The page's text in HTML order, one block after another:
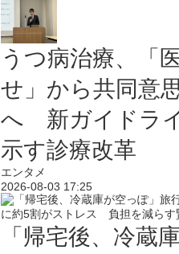
うつ病治療、「
せ」から共同意
へ 新ガイドラ
示す診療改革
エンタメ
2026-08-03 17:25
「帰宅後、冷蔵